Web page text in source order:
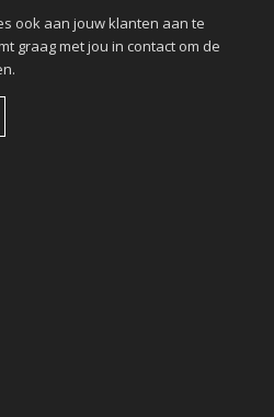
ook aan jouw klanten aan te
graag met jou in contact om de